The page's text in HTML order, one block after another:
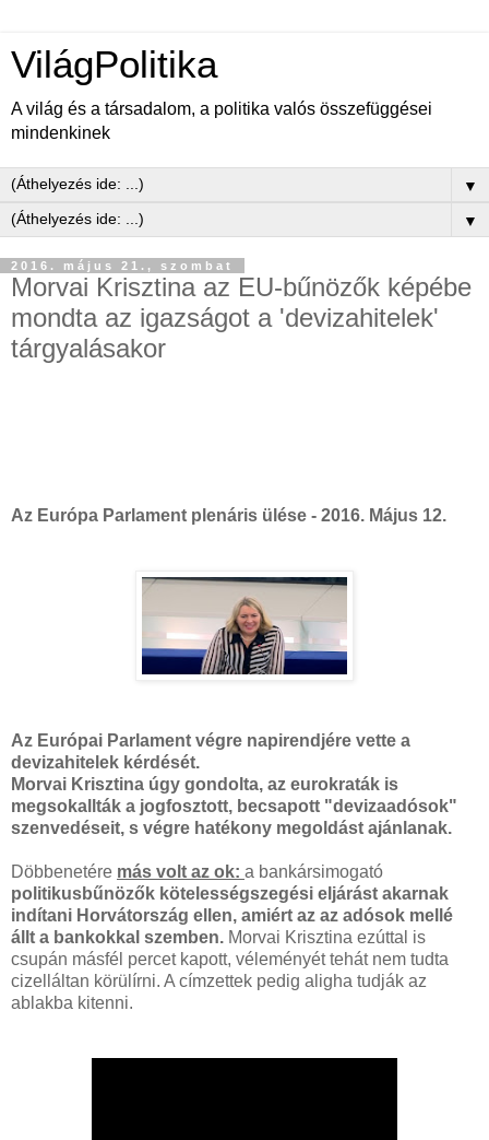
VilágPolitika
A világ és a társadalom, a politika valós összefüggései
mindenkinek
▼
▼
2016. május 21., szombat
Morvai Krisztina az EU-bűnözők képébe
mondta az igazságot a 'devizahitelek'
tárgyalásakor
Az Európa Parlament plenáris ülése - 2016. Május 12.
Az Európai Parlament végre napirendjére vette a
devizahitelek kérdését.
Morvai Krisztina úgy gondolta, az eurokraták is
megsokallták a jogfosztott, becsapott "devizaadósok"
szenvedéseit, s végre hatékony megoldást ajánlanak.
Döbbenetére más volt az ok: a bankársimogató
politikusbűnözők kötelességszegési eljárást akarnak
indítani Horvátország ellen, amiért az az adósok mellé
állt a bankokkal szemben. Morvai Krisztina ezúttal is
csupán másfél percet kapott, véleményét tehát nem tudta
cizelláltan körülírni. A címzettek pedig aligha tudják az
ablakba kitenni.